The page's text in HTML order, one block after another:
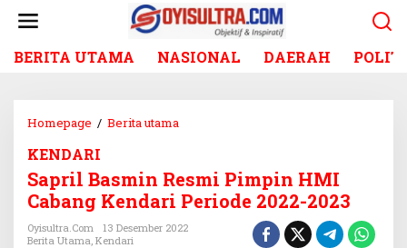
BERITA UTAMA NASIONAL DAERAH
Homepage / Berita utama
r
i
l
B
KENDARI
Sapril Basmin Resmi Pimpin HMI
Cabang Kendari Periode 2022-2023
Oyisultra.com
13 Desember 2022
Berita Utama, Kendari